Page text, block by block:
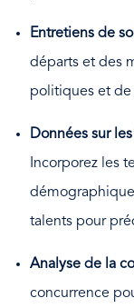
Entretiens de
départs et des
politiques et de
Données sur
Incorporez les
talents pour
Analyse de la
concurrence